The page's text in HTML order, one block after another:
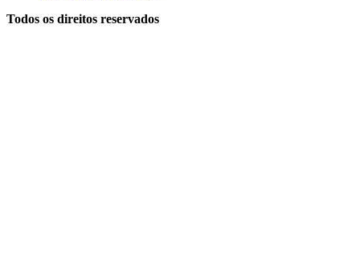
Todos os direitos reservados